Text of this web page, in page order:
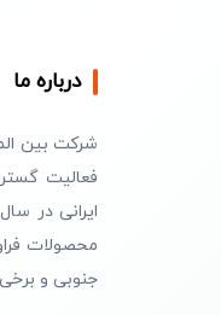
درباره ما
شرکت بین
فعالیت
محصولات
جنوبی و